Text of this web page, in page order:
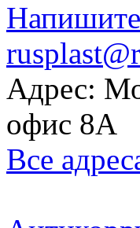
Адрес:
офис 8А
Все